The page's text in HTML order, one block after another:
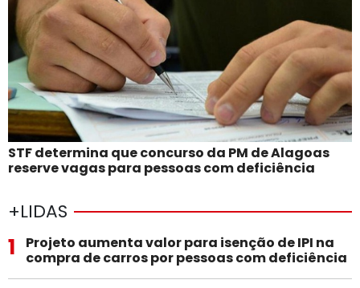
STF determina que concurso da PM de Alagoas
reserve vagas para pessoas com deficiência
+LIDAS
1
Projeto aumenta valor para isenção de IPI na
compra de carros por pessoas com deficiência